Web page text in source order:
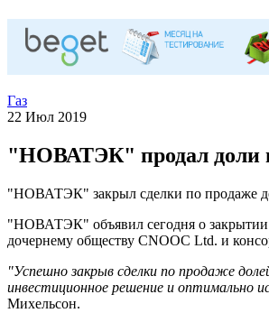
Газ
22 Июл 2019
"НОВАТЭК" продал доли
"НОВАТЭК" закрыл сделки по продаже
"НОВАТЭК" объявил сегодня о закрытии
дочернему обществу CNOOC Ltd. и
"Успешно закрыв сделки по продаже
инвестиционное решение и оптимально
Михельсон.